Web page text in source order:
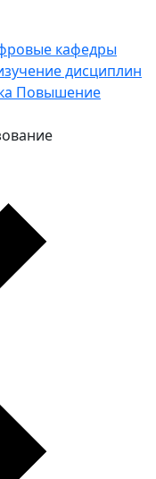
кафедры
дисциплин
Повышение